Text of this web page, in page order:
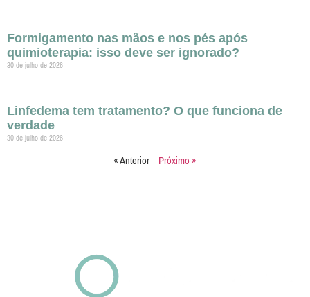
Formigamento nas mãos e nos pés após
quimioterapia: isso deve ser ignorado?
30 de julho de 2026
Linfedema tem tratamento? O que funciona de
verdade
30 de julho de 2026
« Anterior Próximo »